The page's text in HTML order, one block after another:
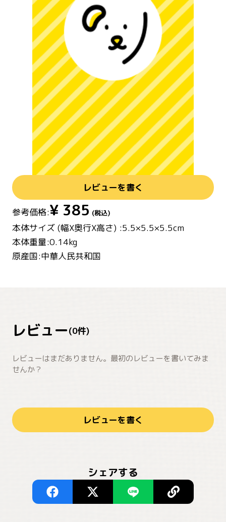
レビューを書く
参考価格:¥ 385 (税込)
本体サイズ (幅X奥行X高さ) :5.5×5.5×5.5cm
本体重量:0.14kg
原産国:中華人民共和国
レビュー(0件)
レビューはまだありません。最初のレビューを書いてみま
せんか？
レビューを書く
シェアする